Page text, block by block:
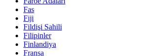
Fas
Fiji
Fildişi Sahili
Filipinler
Finlandiya
Fransa